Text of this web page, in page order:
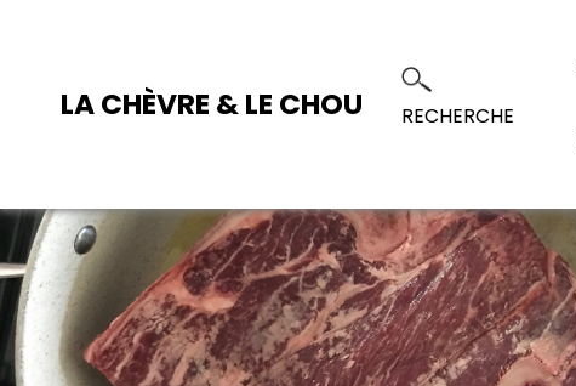
LA CHÈVRE & LE CHOU RECHERCHE